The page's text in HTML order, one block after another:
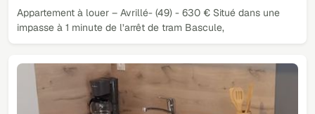
Appartement à louer – Avrillé- (49) - 630 € Situé dans une
impasse à 1 minute de l’arrêt de tram Bascule,